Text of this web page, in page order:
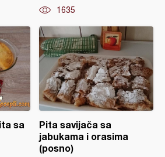
1635
sa
Pita savijača sa
jabukama i orasima
(posno)